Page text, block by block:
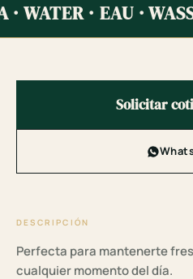
· WATER · EAU ·
Solicitar
DESCRIPCIÓN
Perfecta para mantenerte
cualquier momento del día.